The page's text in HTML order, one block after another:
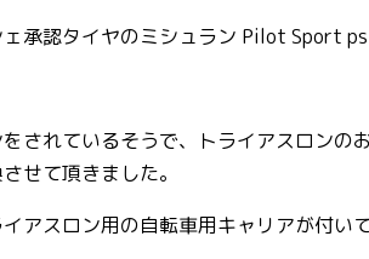
承認タイヤのミシュラン Pilot Sport
されているそうで、トライアスロンの
せて頂きました。
アスロン用の自転車用キャリアが付い